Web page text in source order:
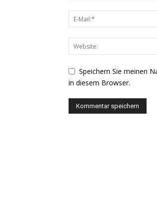
Speichern Sie meinen
in diesem Browser.